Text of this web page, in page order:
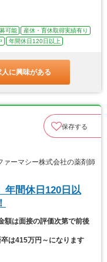
可能
産休・育休取得実績有り
年間休日120日以上
人に興味がある
保存する
ーマシー株式会社の薬剤師
年間休日120日以
額は面接の評価次第で前後
は415万円～になります